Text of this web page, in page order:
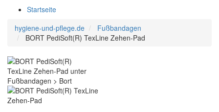
Startseite
hygiene-und-pflege.de
Fußbandagen
BORT PediSoft(R) TexLine Zehen-Pad